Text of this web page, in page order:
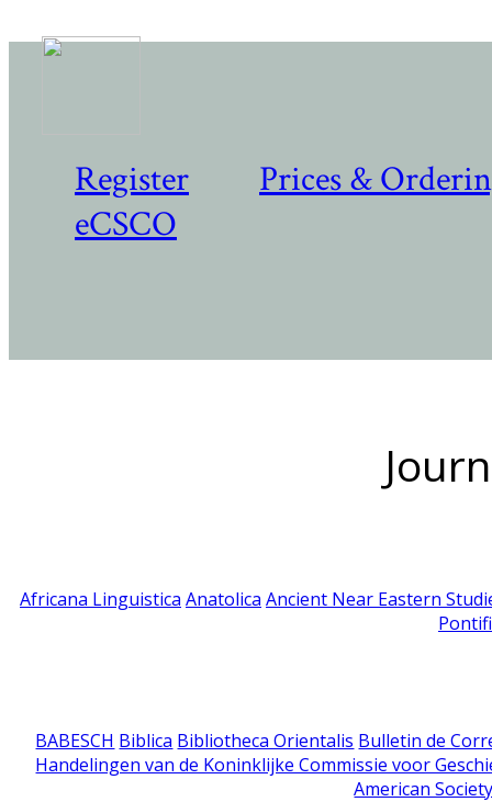
Register
Prices &
eCSCO
Africana Linguistica Anatolica Ancient Near Eastern
BABESCH Biblica Bibliotheca Orientalis Bulletin de
Handelingen van de Koninklijke Commissie voor
American